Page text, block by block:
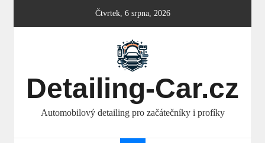
Čtvrtek, 6 srpna, 2026
Detailing-Car.cz
Automobilový detailing pro začátečníky i profíky